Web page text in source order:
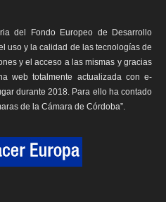
del Fondo Europeo de Desarrollo
uso y la calidad de las tecnologías de
y el acceso a las mismas y gracias
web totalmente actualizada con e-
durante 2018. Para ello ha contado
de la Cámara de Córdoba”.